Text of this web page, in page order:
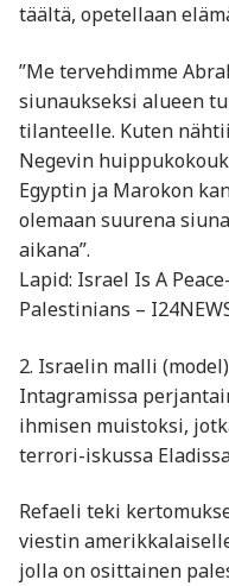
täältä, opetellaan
”Me tervehdimme
siunaukseksi alueen
tilanteelle. Kuten
Negevin
Egyptin ja Marokon
olemaan suurena
aikana”.
Lapid: Israel Is A
Palestinians –
2. Israelin malli
Intagramissa
ihmisen muistoksi,
terrori-iskussa
Refaeli teki
viestin
jolla on osittainen